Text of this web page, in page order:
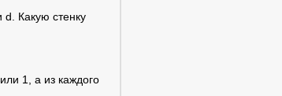
Какую стенку
1, а из каждого